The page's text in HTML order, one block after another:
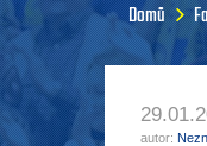
Domů
autor: